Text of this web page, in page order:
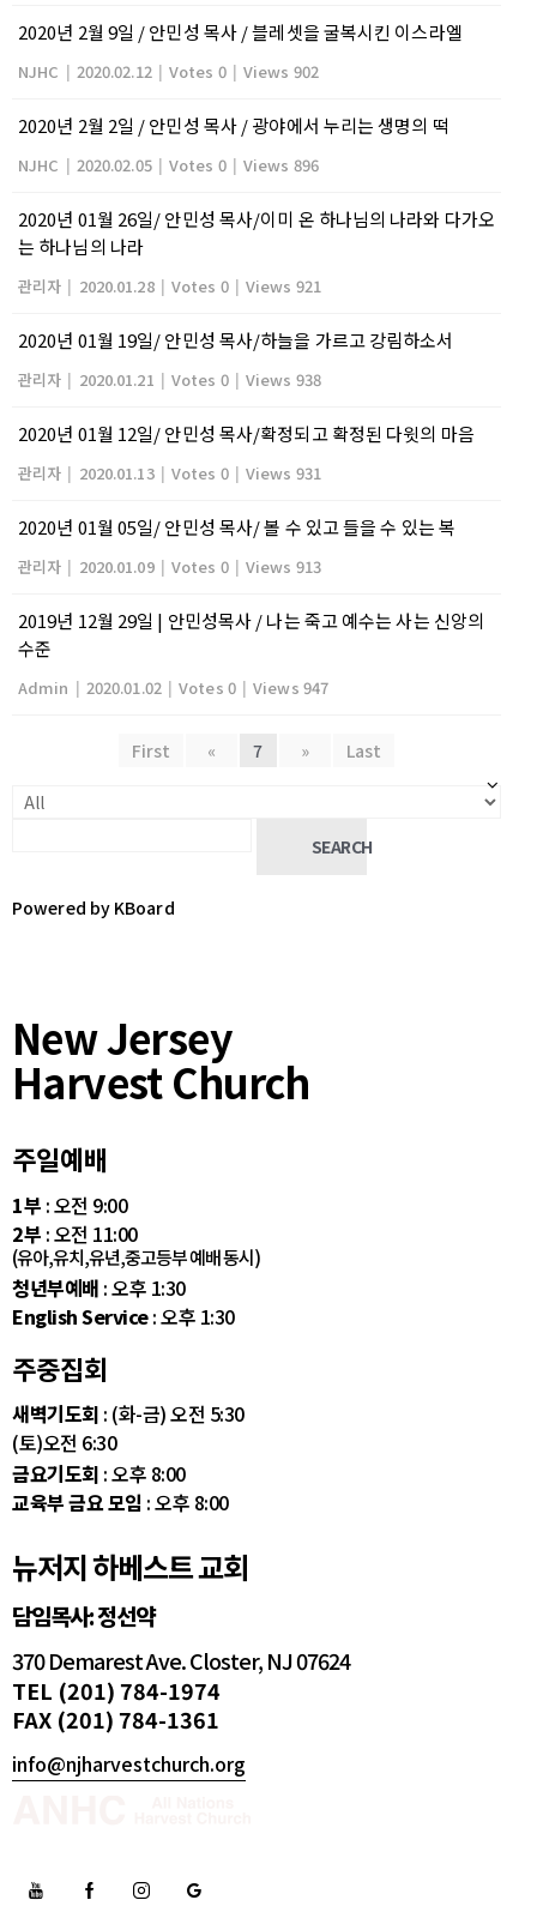
2020년 2월 9일 / 안민성 목사 / 블레셋을 굴복시킨 이스라엘
NJHC | 2020.02.12 | Votes 0 | Views 902
2020년 2월 2일 / 안민성 목사 / 광야에서 누리는 생명의 떡
NJHC | 2020.02.05 | Votes 0 | Views 896
2020년 01월 26일/ 안민성 목사/이미 온 하나님의 나라와 다가오
는 하나님의 나라
관리자 | 2020.01.28 | Votes 0 | Views 921
2020년 01월 19일/ 안민성 목사/하늘을 가르고 강림하소서
관리자 | 2020.01.21 | Votes 0 | Views 938
2020년 01월 12일/ 안민성 목사/확정되고 확정된 다윗의 마음
관리자 | 2020.01.13 | Votes 0 | Views 931
2020년 01월 05일/ 안민성 목사/ 볼 수 있고 들을 수 있는 복
관리자 | 2020.01.09 | Votes 0 | Views 913
2019년 12월 29일 | 안민성목사 / 나는 죽고 예수는 사는 신앙의
수준
Admin | 2020.01.02 | Votes 0 | Views 947
First « 7 » Last
SEARCH
Powered by KBoard
New Jersey
Harvest Church
주일예배
1부 : 오전 9:00
2부 : 오전 11:00
(유아,유치,유년,중고등부 예배 동시)
청년부예배 : 오후 1:30
English Service: 오후 1:30
주중집회
새벽기도회 : (화-금) 오전 5:30
(토)오전 6:30
금요기도회 : 오후 8:00
교육부 금요 모임 : 오후 8:00
뉴저지 하베스트 교회
담임목사: 정선약
370 Demarest Ave. Closter, NJ 07624
TEL (201) 784-1974
FAX (201) 784-1361
info@njharvestchurch.org